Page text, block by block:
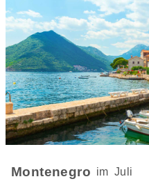
Montenegro im Juli